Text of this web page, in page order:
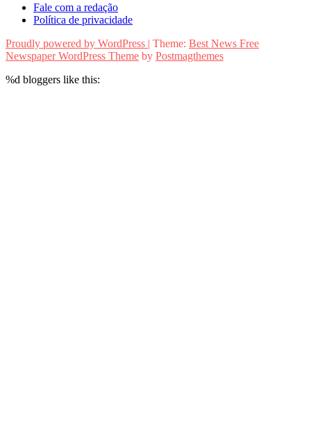
Fale com a redação
Política de privacidade
Proudly powered by WordPress | Theme: Best News Free
Newspaper WordPress Theme by Postmagthemes
%d bloggers like this: